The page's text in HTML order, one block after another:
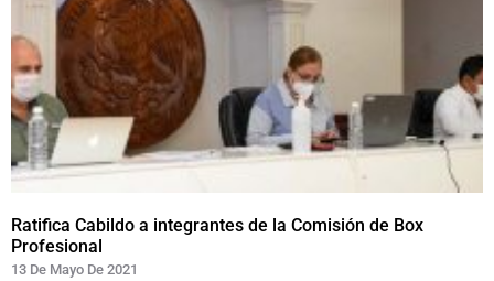
Ratifica Cabildo a integrantes de la Comisión de Box
Profesional
13 De Mayo De 2021